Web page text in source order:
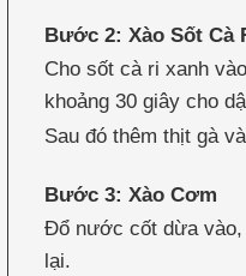
Bước 2: Xào Sốt Cà
Cho sốt cà ri xanh
khoảng 30 giây cho
Sau đó thêm thịt gà
Bước 3: Xào Cơm
Đổ nước cốt dừa vào,
lại.